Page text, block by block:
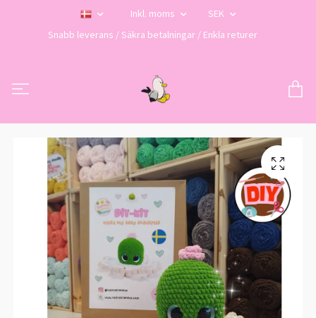
Inkl. moms
SEK
Snabb leverans / Säkra betalningar / Enkla returer